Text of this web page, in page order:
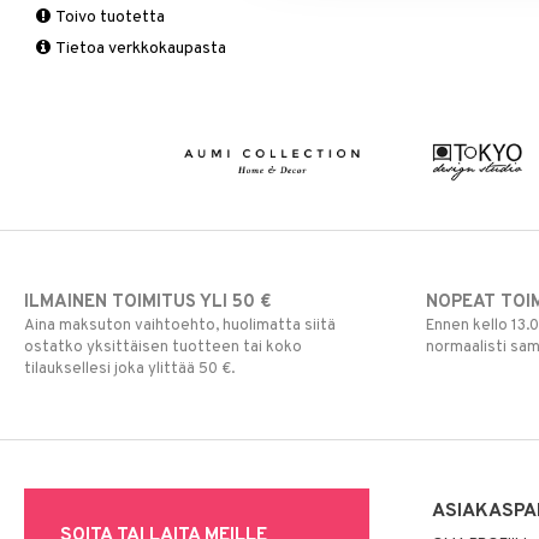
Seinäkoristeet
Vaasit
Piensäilytys & Korit
Lakanasetit
Lakanat & Tyynyliinat
Matot
Viltit & Peitteet
Puutarhavälineet
Ruukut
Pöytälamput
Valaistustarvikkeet
Toivo tuotetta
Tietoa verkkokaupasta
ILMAINEN TOIMITUS YLI 50 €
Aina maksuton vaihtoehto, huolimatta siitä
ostatko yksittäisen tuotteen tai koko
tilauksellesi joka ylittää 50 €.
NOPEAT
Ennen kello
normaalisti